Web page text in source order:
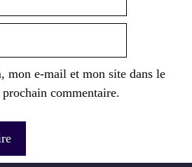
mon e-mail et mon site dans le
commentaire.